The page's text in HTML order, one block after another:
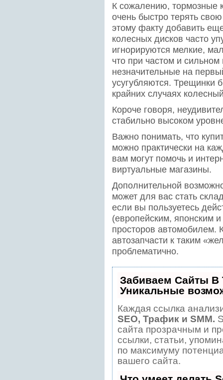
К сожалению, тормозные
очень быстро терять
этому факту добавить
колесных дисков часто
игнорируются мелкие,
что при частом и
незначительные на
усугубляются. Трещинки
крайних случаях
Короче говоря,
стабильно высоком
Важно понимать, что
можно практически на
вам могут помочь и
виртуальные магазины.
Дополнительной
может для вас стать
если вы пользуетесь
(европейским, японским
просторов автомобилем.
автозапчасти к таким
проблематично.
Забиваем Сайты
Уникальные
Каждая ссылка
SEO, Трафик и SMM.
сайта прозрачным и
ссылки, статьи,
по максимуму
вашего сайта.